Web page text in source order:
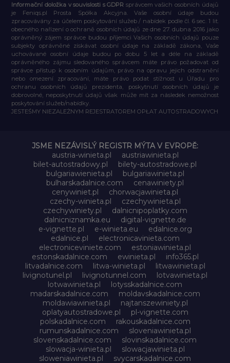
Informační doložka v souvislosti s GDPR správcem vašich osobních údajů
je Feniqs.pl Prosta Spółka Akcyjna. Vaše osobní údaje budou
zpracovávány za účelem poskytování služeb / nabídek podle čl. 6 sec. 1 lit.
obecného nařízení o ochraně osobních údajů ze dne 27. dubna 2016 jako
oprávněný zájem správce budou příjemci Vašich osobních údajů pouze
subjekty oprávněné získávat osobní údaje na základě zákona, Vaše
uchovávané osobní údaje budou po dobu 5 let a déle na základě
oprávněného zájmu sledovaného správcem máte právo požadovat od
správce přístup k osobním údajům, právo na opravu jejich odstranění
nebo omezení zpracování, máte právo podat stížnost u Úřadu pro
ochranu osobních údajů prezidenta, poskytnutí osobních údajů je
dobrovolné, neposkytnutí údajů však může mít za následek nemožnost
poskytování služeb/nabídky.
JESTEŚMY NIEZALEŻNYM REJESTRATOREM OPŁAT AUTOSTRADOWYCH
JSME NEZÁVISLÝ REGISTR MÝTA V EVROPĚ:
austria-winieta.pl
austriawinieta.pl
bilet-autostradowy.pl
bilety-autostradowe.pl
bulgariawienieta.pl
bulgariawinieta.pl
bulharskadalnice.com
cenawiniety.pl
cenywiniet.pl
chorwacjawinieta.pl
czechy-winieta.pl
czechywinieta.pl
czechywiniety.pl
dalnicnipoplatky.com
dalnicniznamka.eu
digital-vignette.de
e-vignette.pl
e-winieta.eu
edalnice.org
edalnice.pl
electronicavinieta.com
electroniceviniete.com
estoniawinieta.pl
estonskadalnice.com
ewinieta.pl
info365.pl
litvadalnice.com
litwa-winieta.pl
litwawinieta.pl
livignotunel.pl
livignotunnel.com
lotvawinieta.pl
lotwawinieta.pl
lotysskadalnice.com
madarskadalnice.com
moldavskadalnice.com
moldawiawinieta.pl
najtanszewiniety.pl
oplatyautostradowe.pl
pl-vignette.com
polskadalnice.com
rakouskadalnice.com
rumunskadalnice.com
sloveniawinieta.pl
slovenskadalnice.com
slovinskadalnice.com
slowacja-winieta.pl
slowacjawinieta.pl
sloweniawinieta.pl
svycarskadalnice.com